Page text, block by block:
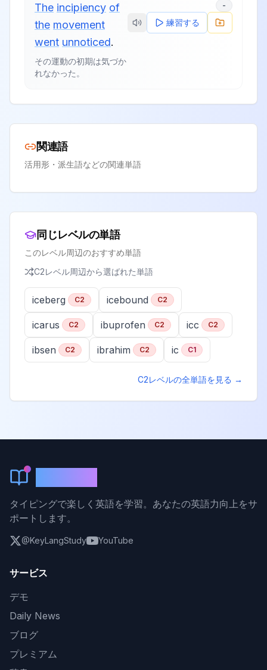
The incipiency of
the movement
went unnoticed.
その運動の初期は気づか
れなかった。
-
練習する
関連語
活用形・派生語などの関連単語
同じレベルの単語
このレベル周辺のおすすめ単語
C2レベル周辺から選ばれた単語
iceberg C2 icebound C2
icarus C2 ibuprofen C2 icc C2
ibsen C2 ibrahim C2 ic C1
C2レベルの全単語を見る →
タイピングで楽しく英語を学習。あなたの英語力向上をサ
ポートします。
@KeyLangStudy YouTube
サービス
デモ
Daily News
ブログ
プレミアム